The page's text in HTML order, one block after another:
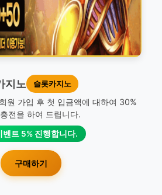
지노 슬롯카지노
원 가입 후 첫 입금액에 대하여 30%
전을 하여 드립니다.
벤트 5% 진행합니다.
구매하기